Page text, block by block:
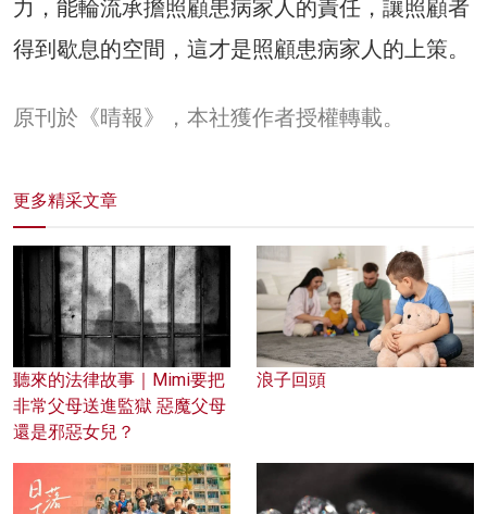
力，能輪流承擔照顧患病家人的責任，讓照顧者
得到歇息的空間，這才是照顧患病家人的上策。
原刊於《晴報》，本社獲作者授權轉載。
更多精采文章
聽來的法律故事｜Mimi要把
非常父母送進監獄 惡魔父母
還是邪惡女兒？
浪子回頭